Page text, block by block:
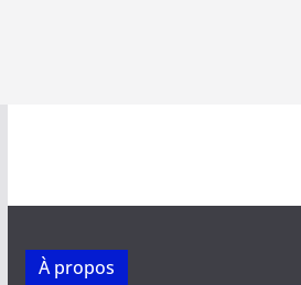
À propos